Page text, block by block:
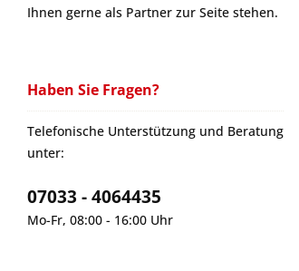
Ihnen gerne als Partner zur Seite stehen.
Haben Sie Fragen?
Telefonische Unterstützung und Beratung
unter:
07033 - 4064435
Mo-Fr, 08:00 - 16:00 Uhr